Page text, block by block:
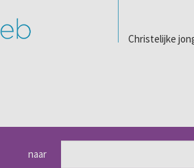
Christelijke
naar